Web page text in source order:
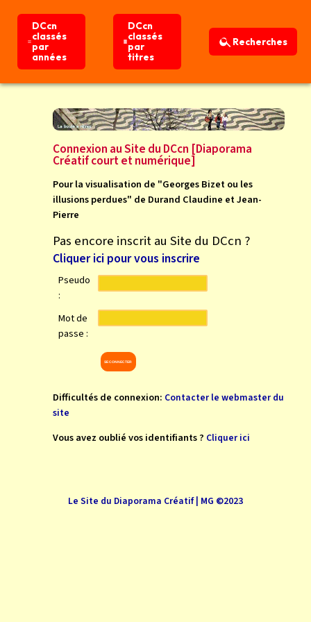
DCcn
classés
par
années
DCcn
classés
par
titres
Recherches
DCcn
classés
par
années
DCcn
classés
par
titres
Recherches
Connexion au Site du DCcn [Diaporama
Créatif court et numérique]
Pour la visualisation de "Georges Bizet ou les
illusions perdues" de Durand Claudine et Jean-
Pierre
Pas encore inscrit au Site du DCcn ?
Cliquer ici pour vous inscrire
Pseudo
:
Mot de
passe :
Difficultés de connexion: Contacter le webmaster du
site
Vous avez oublié vos identifiants ? Cliquer ici
Le Site du Diaporama Créatif | MG ©2023